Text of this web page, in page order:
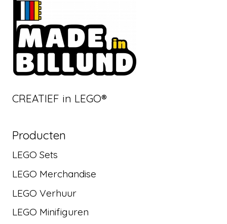
CREATIEF in LEGO®
Producten
LEGO Sets
LEGO Merchandise
LEGO Verhuur
LEGO Minifiguren